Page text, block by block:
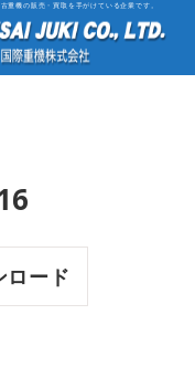
重機の販売・買取を手がけている企業です。
ロード